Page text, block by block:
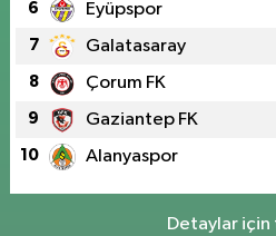
6 Eyüpspor
7 Galatasaray
8 Çorum FK
9 Gaziantep FK
10 Alanyaspor
Detaylar için